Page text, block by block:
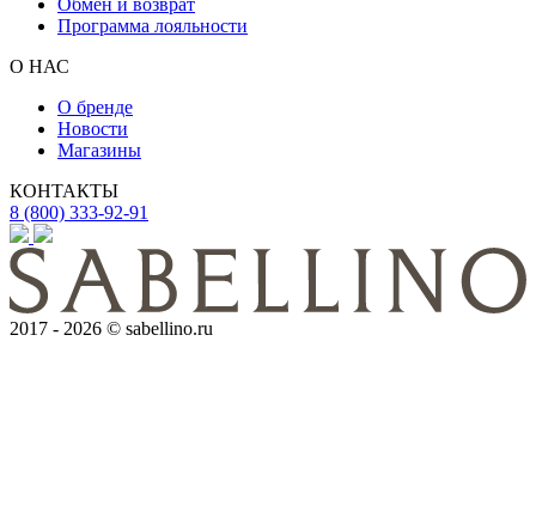
Программа лояльности
О НАС
О бренде
Новости
Магазины
КОНТАКТЫ
8 (800) 333-92-91
2017 - 2026 © sabellino.ru